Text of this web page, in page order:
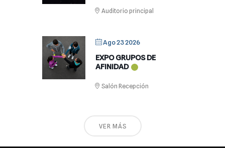
Auditorio principal
Ago 23 2026
EXPO GRUPOS DE
AFINIDAD
Salón Recepción
VER MÁS